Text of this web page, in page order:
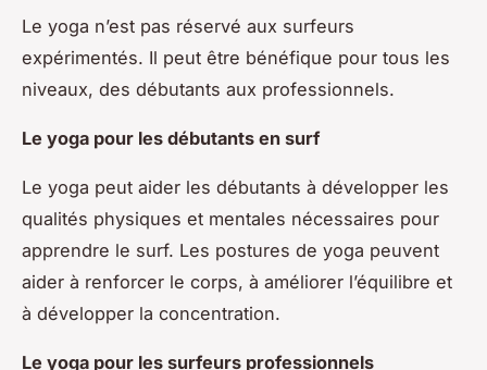
Le yoga n’est pas réservé aux surfeurs
expérimentés. Il peut être bénéfique pour tous les
niveaux, des débutants aux professionnels.
Le yoga pour les débutants en surf
Le yoga peut aider les débutants à développer les
qualités physiques et mentales nécessaires pour
apprendre le surf. Les postures de yoga peuvent
aider à renforcer le corps, à améliorer l’équilibre et
à développer la concentration.
Le yoga pour les surfeurs professionnels